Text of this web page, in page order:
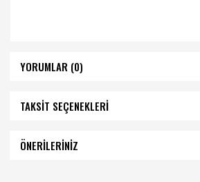
YORUMLAR (0)
TAKSİT SEÇENEKLERİ
ÖNERİLERİNİZ